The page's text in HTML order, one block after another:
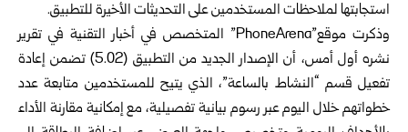
استجابتها لملاحظات المستخدمين على التحديثات الأخيرة للتطبيق.
وذكرت موقع”PhoneArena” المتخصص في أخبار التقنية في تقرير
نشره أول أمس، أن الإصدار الجديد من التطبيق (5.02) تضمن إعادة
تفعيل قسم “النشاط بالساعة”، الذي يتيح للمستخدمين متابعة عدد
خطواتهم خلال اليوم عبر رسوم بيانية تفصيلية، مع إمكانية مقارنة الأداء